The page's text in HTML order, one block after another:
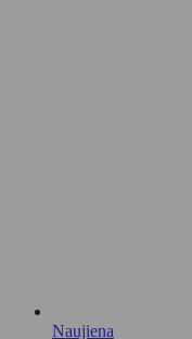
Naujiena